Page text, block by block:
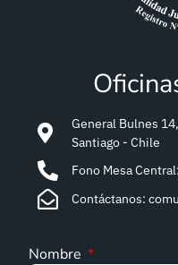
General Bulnes
Santiago - Chile
Fono Mesa
Contáctanos:
Nombre